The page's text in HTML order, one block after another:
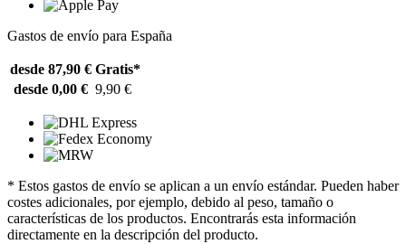
Gastos de envío para España
desde 87,90 € Gratis*
desde 0,00 € 9,90 €
* Estos gastos de envío se aplican a un envío estándar. Pueden haber
costes adicionales, por ejemplo, debido al peso, tamaño o
características de los productos. Encontrarás esta información
directamente en la descripción del producto.